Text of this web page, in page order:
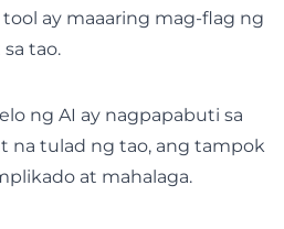
ay maaaring mag-flag ng
tao.
ng AI ay nagpapabuti sa
na tulad ng tao, ang tampok
at mahalaga.